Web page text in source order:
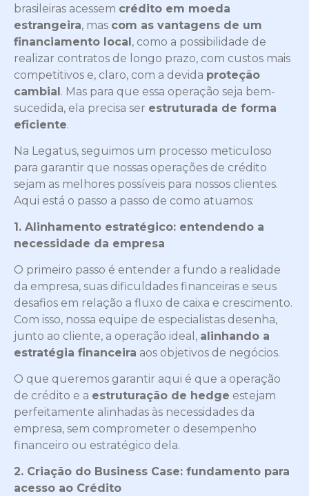
brasileiras acessem crédito em moeda
estrangeira, mas com as vantagens de um
financiamento local, como a possibilidade de
realizar contratos de longo prazo, com custos mais
competitivos e, claro, com a devida proteção
cambial. Mas para que essa operação seja bem-
sucedida, ela precisa ser estruturada de forma
eficiente.
Na Legatus, seguimos um processo meticuloso
para garantir que nossas operações de crédito
sejam as melhores possíveis para nossos clientes.
Aqui está o passo a passo de como atuamos:
1. Alinhamento estratégico: entendendo a
necessidade da empresa
O primeiro passo é entender a fundo a realidade
da empresa, suas dificuldades financeiras e seus
desafios em relação a fluxo de caixa e crescimento.
Com isso, nossa equipe de especialistas desenha,
junto ao cliente, a operação ideal, alinhando a
estratégia financeira aos objetivos de negócios.
O que queremos garantir aqui é que a operação
de crédito e a estruturação de hedge estejam
perfeitamente alinhadas às necessidades da
empresa, sem comprometer o desempenho
financeiro ou estratégico dela.
2. Criação do Business Case: fundamento para
acesso ao Crédito